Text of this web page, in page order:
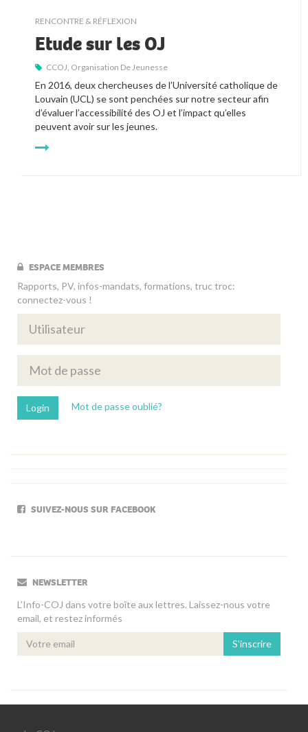
RENCONTRE & RÉFLEXION
Etude sur les OJ
CCOJ Organisation De Jeunesse
En 2016, deux chercheuses de l’Université catholique de
Louvain (UCL) se sont penchées sur notre secteur afin
d’évaluer l’accessibilité des OJ et l’impact qu’elles
peuvent avoir sur les jeunes.
ESPACE MEMBRES
Rapports, PV, infos-mandats, formations, truc troc:
connectez-vous !
Mot de passe oublié?
SUIVEZ-NOUS SUR FACEBOOK
NEWSLETTER
L’Info-COJ dans votre boîte aux lettres. Laissez-nous votre
email, et restez informés
S'inscrire